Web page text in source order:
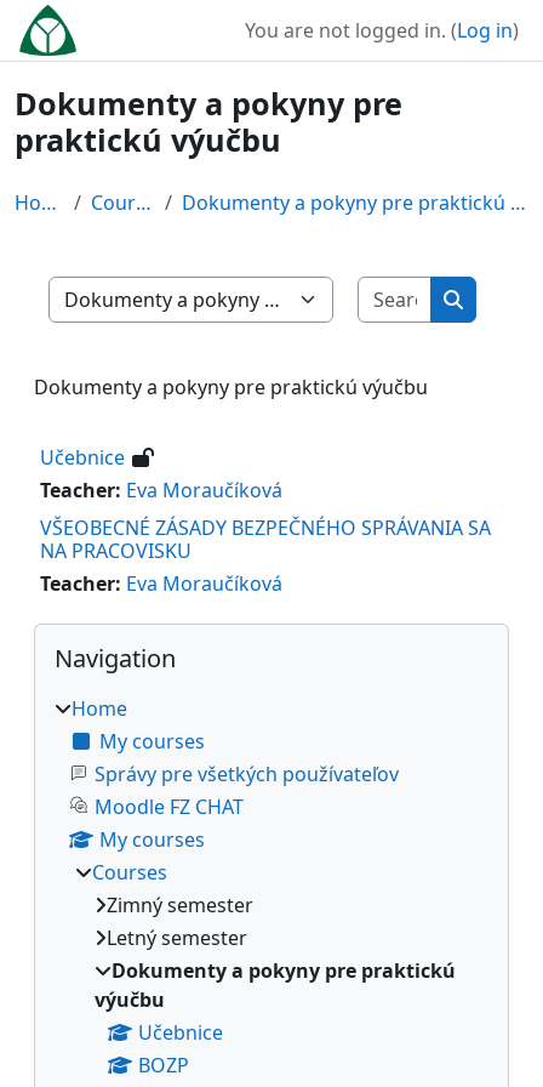
Skip to main content
You are not logged in. (Log in)
Dokumenty a pokyny pre
praktickú výučbu
Home Courses Dokumenty a pokyny pre praktickú výučbu
Course categories
Search
Search
Dokumenty a pokyny pre praktickú výučbu
Učebnice
Teacher: Eva Moraučíková
VŠEOBECNÉ ZÁSADY BEZPEČNÉHO SPRÁVANIA SA
NA PRACOVISKU
Teacher: Eva Moraučíková
Blocks
Skip Navigation
Navigation
Home
My courses
Správy pre všetkých používateľov
Moodle FZ CHAT
My courses
Courses
Zimný semester
Letný semester
Dokumenty a pokyny pre praktickú
výučbu
Učebnice
BOZP